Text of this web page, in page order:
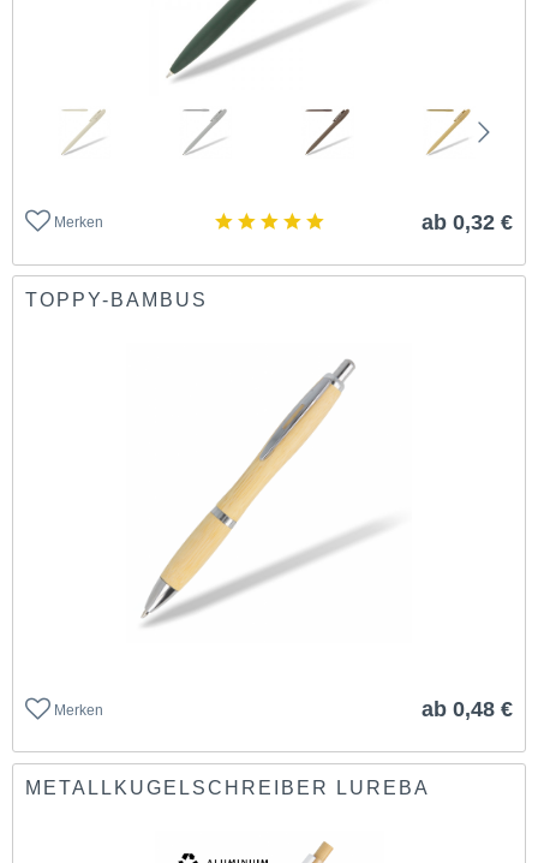
Merken ab 0,32 €
TOPPY-BAMBUS
Merken ab 0,48 €
METALLKUGELSCHREIBER LUREBA